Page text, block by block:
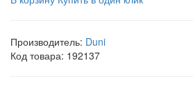
Производитель: Duni
Код товара: 192137